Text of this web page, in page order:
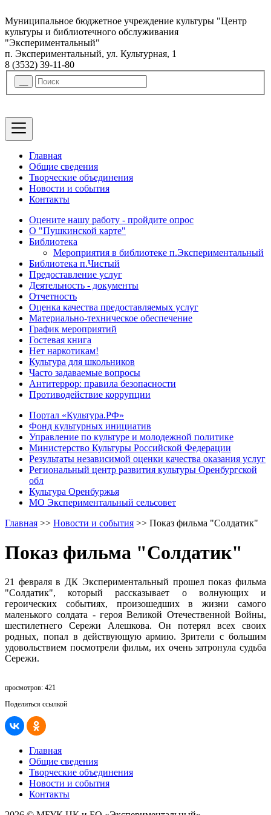
Муниципальное бюджетное учреждение культуры "Центр
культуры и библиотечного обслуживания
"Экспериментальный"
п. Экспериментальный, ул. Культурная, 1
8 (3532) 39-11-80
Главная
Общие сведения
Творческие объединения
Новости и события
Контакты
Оцените нашу работу - пройдите опрос
О "Пушкинской карте"
Библиотека
Мероприятия в библиотеке п.Экспериментальный
Библиотека п.Чистый
Предоставление услуг
Деятельность - документы
Отчетность
Оценка качества предоставляемых услуг
Материально-техническое обеспечение
График мероприятий
Гостевая книга
Нет наркотикам!
Культура для школьников
Часто задаваемые вопросы
Антитеррор: правила безопасности
Противодействие коррупции
Портал «Культура.РФ»
Фонд культурных инициатив
Управление по культуре и молодежной политике
Министерство Культуры Российской Федерации
Результаты независимой оценки качества оказания услуг
Региональный центр развития культуры Оренбургской
обл
Культура Оренбуржья
МО Экспериментальный сельсовет
Главная >> Новости и события >> Показ фильма "Солдатик"
Показ фильма "Солдатик"
21 февраля в ДК Экспериментальный прошел показ фильма
"Солдатик", который рассказывает о волнующих и
героических событиях, произошедших в жизни самого
маленького солдата - героя Великой Отечественной Войны,
шестилетнего Сережи Алешкова. Он потерял всех своих
родных, попал в действующую армию. Зрители с большим
удовольствием посмотрели фильм, их очень затронула судьба
Сережи.
просмотров: 421
Поделиться ссылкой
Главная
Общие сведения
Творческие объединения
Новости и события
Контакты